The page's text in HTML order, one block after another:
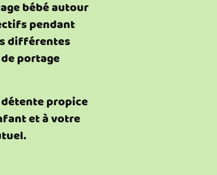
bébé autour
pendant
différentes
portage
propice
et à votre